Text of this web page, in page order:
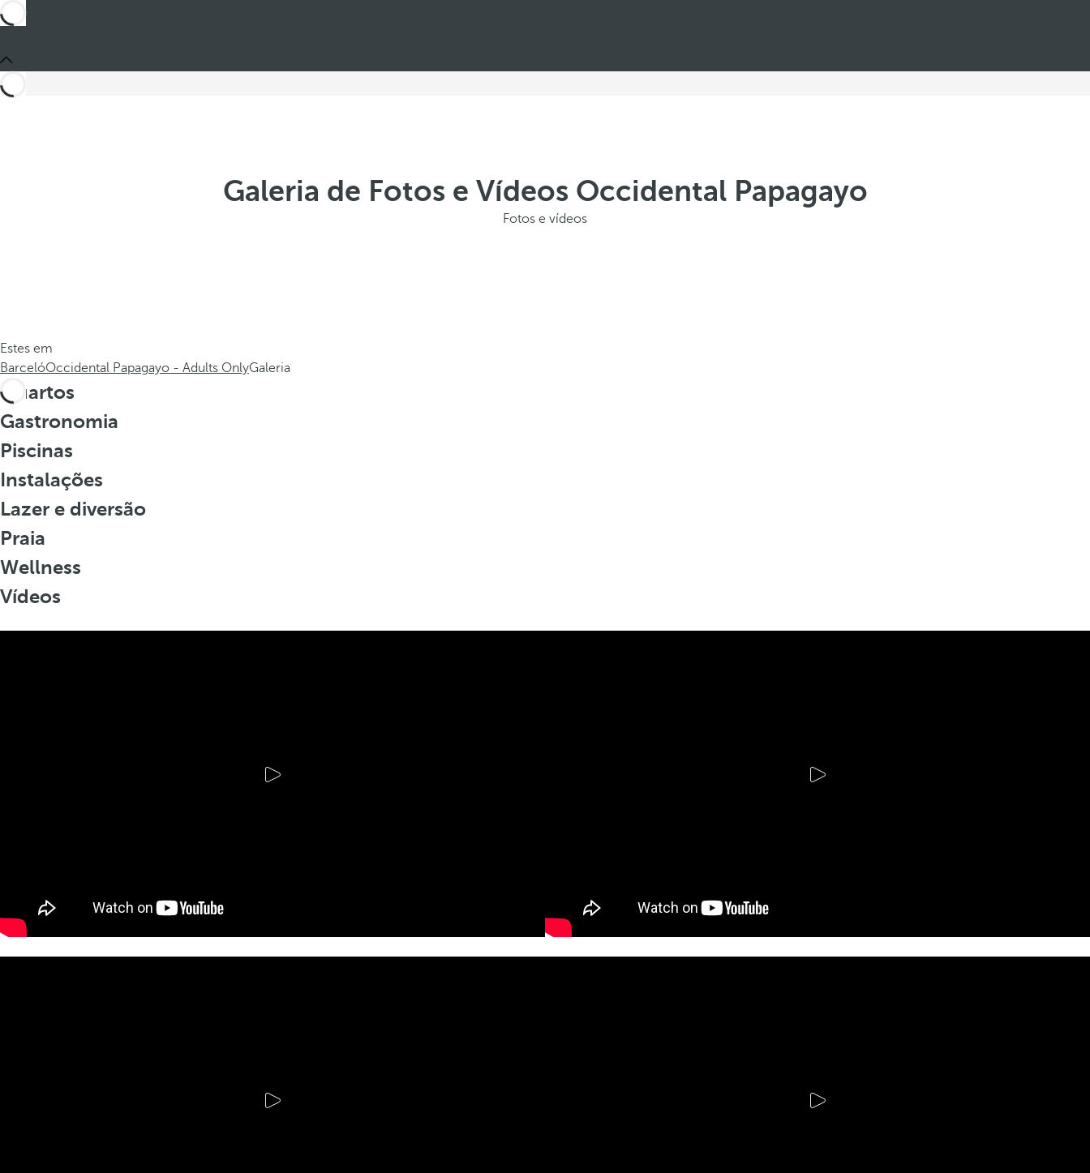
Galeria de Fotos e Vídeos Occidental Papagayo
Fotos e vídeos
Estes em
BarcelóOccidental Papagayo - Adults OnlyGaleria
Quartos
Gastronomia
Piscinas
Instalações
Lazer e diversão
Praia
Wellness
Vídeos